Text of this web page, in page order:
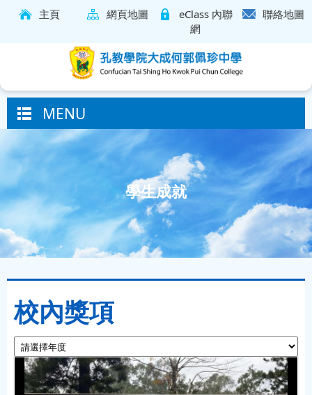
主頁 網頁地圖
eClass 內聯
網
聯絡地圖
MENU
學生成就
校內獎項